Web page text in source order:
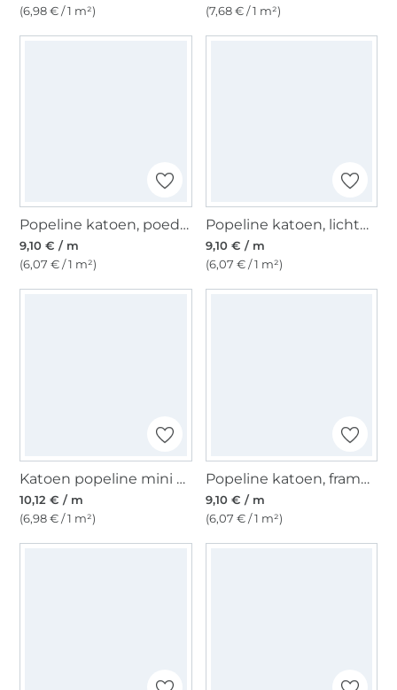
(6,98 € / 1 m²)
(7,68 € / 1 m²)
Popeline katoen, poederroze
9,10 € / m
(6,07 € / 1 m²)
Popeline katoen, lichtbruin
9,10 € / m
(6,07 € / 1 m²)
Katoen popeline mini spots, lichtblauw
10,12 € / m
(6,98 € / 1 m²)
Popeline katoen, frambooskleurig
9,10 € / m
(6,07 € / 1 m²)